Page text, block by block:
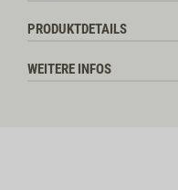
PRODUKTDETAILS
WEITERE INFOS